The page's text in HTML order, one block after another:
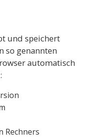
und speichert
so genannten
automatisch
Rechners